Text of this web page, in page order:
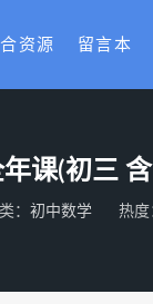
资源 留言本
课(初三
： 初中数学 热度